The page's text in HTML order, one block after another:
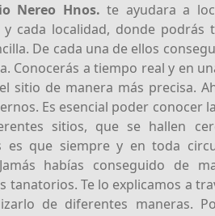
Nereo Hnos. te ayudara a
cada localidad, donde podrás
De cada una de ellos
Conocerás a tiempo real y en
sitio de manera más precisa.
Es esencial poder conocer
sitios, que se hallen
es que siempre y en toda
habías conseguido de
tanatorios. Te lo explicamos a
de diferentes maneras.